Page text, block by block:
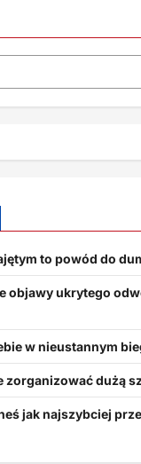
to powód do
objawy ukrytego
w nieustannym
zorganizować dużą
jak najszybciej